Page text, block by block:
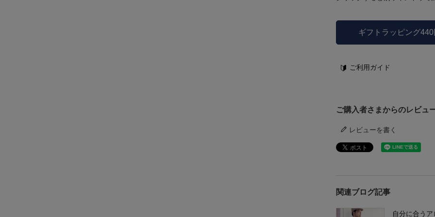
ギフトラッピング
ご利用ガイド
ご購入者さまからのレビュ
レビューを書く
関連ブログ記事
自分に合うア